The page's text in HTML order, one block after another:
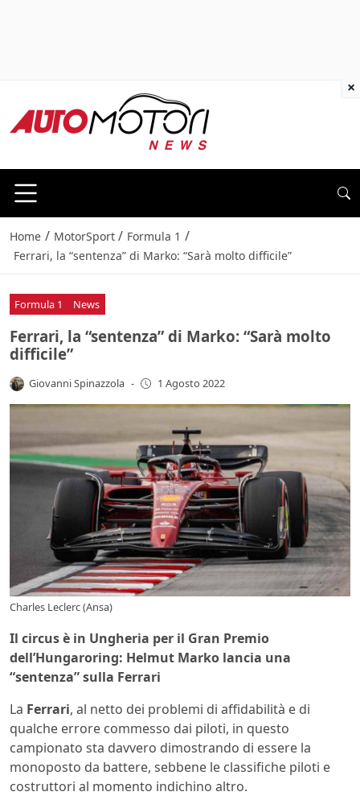
Home / MotorSport / Formula 1 /
Ferrari, la “sentenza” di Marko: “Sarà molto difficile”
Formula 1 News
Ferrari, la “sentenza” di Marko: “Sarà molto
difficile”
Giovanni Spinazzola - 1 Agosto 2022
Charles Leclerc (Ansa)
Il circus è in Ungheria per il Gran Premio
dell’Hungaroring: Helmut Marko lancia una
“sentenza” sulla Ferrari
La Ferrari, al netto dei problemi di affidabilità e di
qualche errore commesso dai piloti, in questo
campionato sta davvero dimostrando di essere la
monoposto da battere, sebbene le classifiche piloti e
costruttori al momento indichino altro.
×